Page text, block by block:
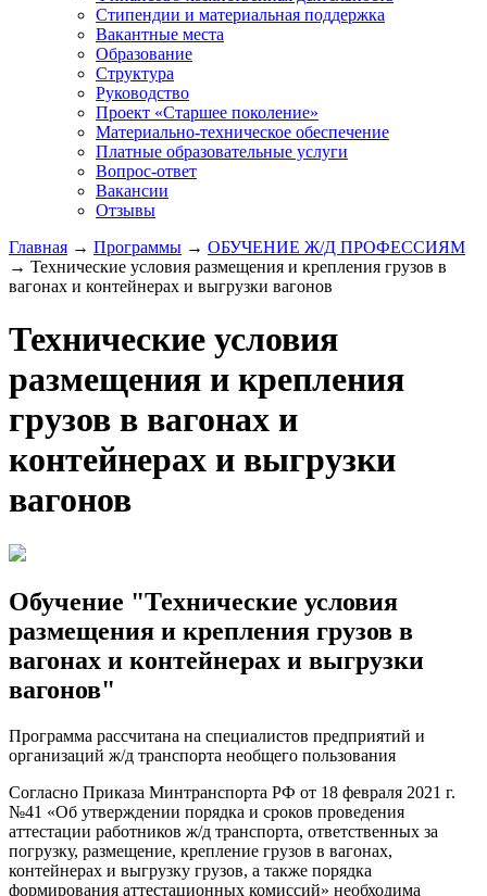
Стипендии и материальная поддержка
Вакантные места
Образование
Структура
Руководство
Проект «Старшее поколение»
Материально-техническое обеспечение
Платные образовательные услуги
Вопрос-ответ
Вакансии
Отзывы
Главная → Программы → ОБУЧЕНИЕ Ж/Д ПРОФЕССИЯМ
→ Технические условия размещения и крепления грузов в
вагонах и контейнерах и выгрузки вагонов
Технические условия
размещения и крепления
грузов в вагонах и
контейнерах и выгрузки
вагонов
Обучение "Технические условия
размещения и крепления грузов в
вагонах и контейнерах и выгрузки
вагонов"
Программа рассчитана на специалистов предприятий и
организаций ж/д транспорта необщего пользования
Согласно Приказа Минтранспорта РФ от 18 февраля 2021 г.
№41 «Об утверждении порядка и сроков проведения
аттестации работников ж/д транспорта, ответственных за
погрузку, размещение, крепление грузов в вагонах,
контейнерах и выгрузку грузов, а также порядка
формирования аттестационных комиссий» необходима